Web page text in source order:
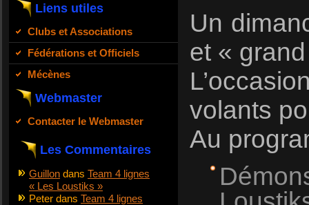
Liens utiles
Clubs et Associations
Fédérations et Officiels
Mécènes
Webmaster
Contacter le Webmaster
Les Commentaires
Guillon dans Team 4 lignes
« Les Loustiks »
Peter dans Team 4 lignes
Un
et «
volants
Au